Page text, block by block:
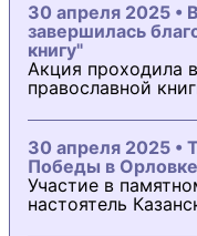
30 апреля 2025 •
завершилась
книгу"
Акция проходила
православной
30 апреля 2025 •
Победы в Орловке
Участие в
настоятель